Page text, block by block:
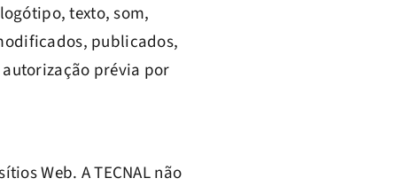
texto, som,
publicados,
prévia por
Web. A TECNAL não